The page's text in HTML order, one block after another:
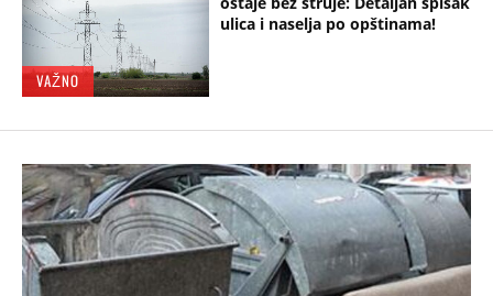
VAŽNO
ulica i naselja po opštinama!